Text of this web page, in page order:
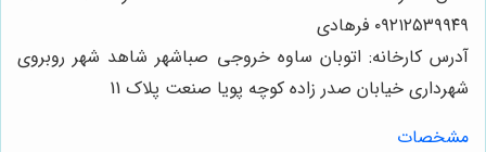
۰۹۲۱۲۵۳۹۹۴۹ فرهادی
آدرس کارخانه: اتوبان ساوه خروجی صباشهر شاهد شهر روبروی
شهرداری خیابان صدر زاده کوچه پویا صنعت پلاک 11
مشخصات